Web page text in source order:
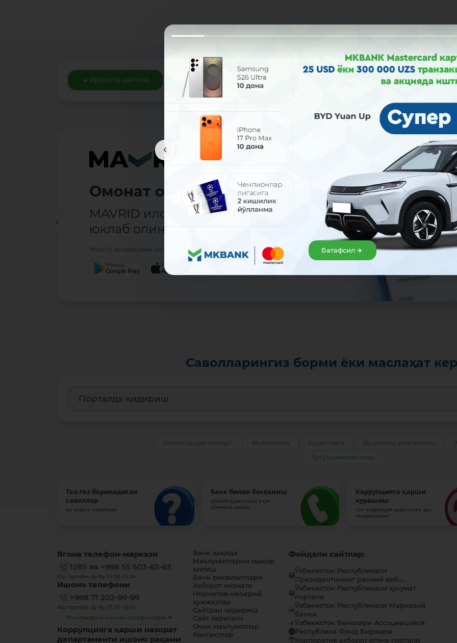
Рўйхатга қайтиш Улашиш:
Омонат очиш — осон!
MAVRID иловасини ҳозироқ
юклаб олинг.
Mavrid иловасини сизга қулай бўлган сервис орқали ўрнатинг:
Мавжуд
Google Play
Юкланг
App Store
Саволларингиз борми ёки маслаҳат
Омонат қандай очилади? Мобил илова Кредит карта Ёш оилалар учун ипотека
Пул ўтказмасини олиш
Тез-тез бериладиган
саволлар
ва уларга жавоблар
Банк билан боғланиш
қўллаб-қувватлаш учун
қўнғироқ қилиш
Коррупцияга қарши
курашиш
Сиз коррупция ҳодисасига дуч
келдингизми?
Ягона телефон-маркази
1285 ва +998 55 503-63-63
Иш тартиби: Ду-Жу 08:00-20:00
Ишонч телефони
+998 71 202-99-99
Иш тартиби: Ду-Жу 09:00-18:00
Минтақавий ишонч телефонлари
Коррупцияга қарши назорат
департаменти ишонч рақами
Банк ҳақида
Маълумотларни ошкор
қилиш
Банк реквизитлари
Ахборот хизмати
Норматив-меъёрий
ҳужжатлар
Сайтдан қидириш
Сайт харитаси
Очиқ маълумотлар
Контактлар
Фойдали сайтлар:
Ўзбекистон Республикаси
Президентининг расмий веб-...
Ўзбекистон Республикаси ҳукумат
портали
Ўзбекистон Республикаси Марказий
банки
Ўзбекистон банклари Ассоциацияси
Республика Фонд Биржаси
Корпоратив ахборот ягона портали
Батафсил